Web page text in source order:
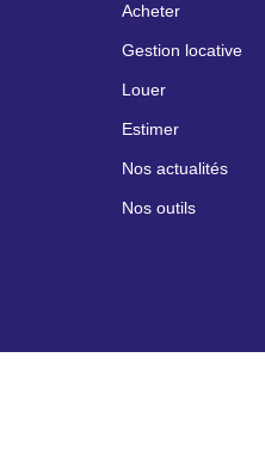
Acheter
Gestion locative
Louer
Estimer
Nos actualités
Nos outils